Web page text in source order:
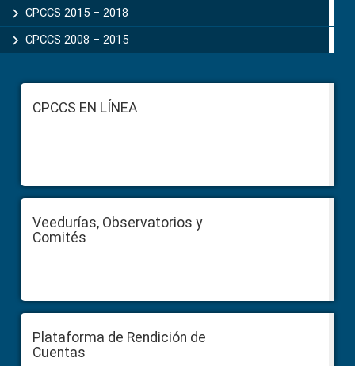
CPCCS 2015 – 2018
CPCCS 2008 – 2015
FooterCPCCS EN LÍNEA
Veedurías, Observatorios y
Comités
Plataforma de Rendición de
Cuentas